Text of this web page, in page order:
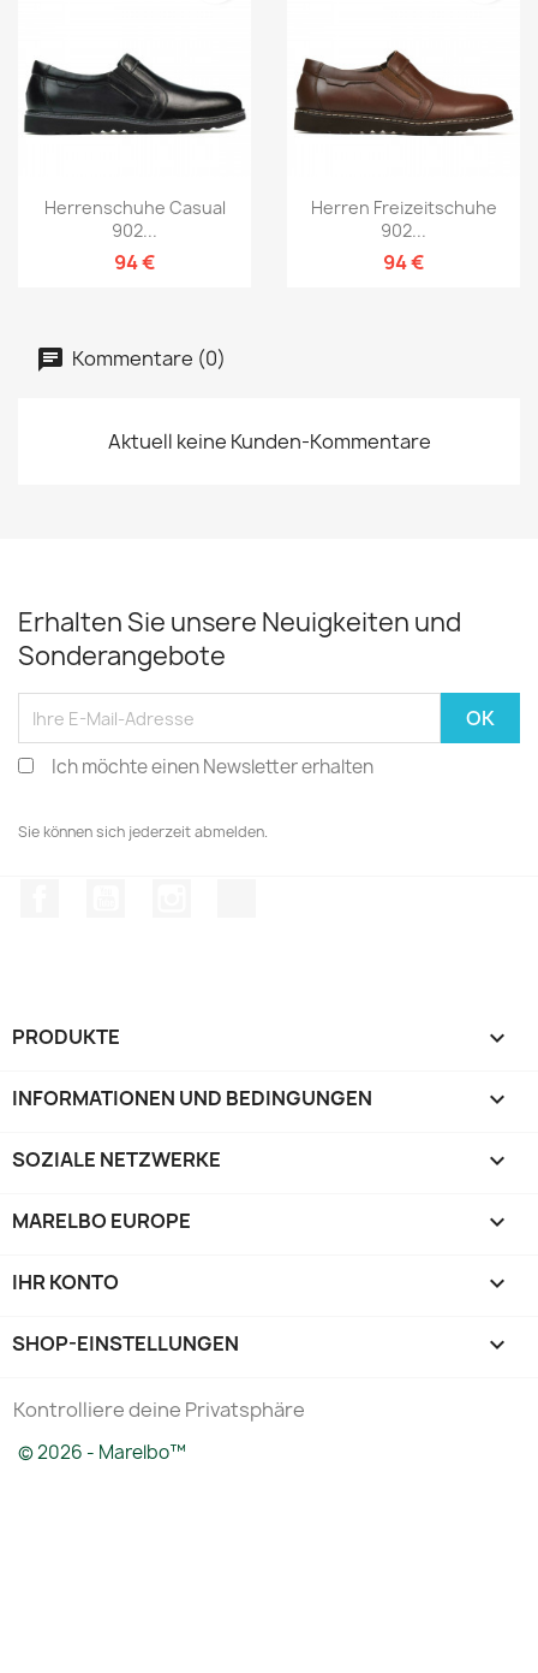
Herrenschuhe Casual
902...
94 €
Herren Freizeitschuhe
902...
94 €
Kommentare (0)
Aktuell keine Kunden-Kommentare
Erhalten Sie unsere Neuigkeiten und
Sonderangebote
Ich möchte einen Newsletter erhalten
Sie können sich jederzeit abmelden.
PRODUKTE 
INFORMATIONEN UND BEDINGUNGEN 
SOZIALE NETZWERKE 
MARELBO EUROPE 
IHR KONTO 
SHOP-EINSTELLUNGEN keyboard_arrow_down
Kontrolliere deine Privatsphäre
© 2026 - Marelbo™